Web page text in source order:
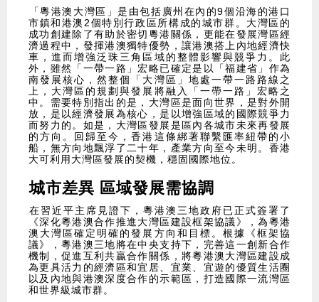
​「粵港澳大灣區」是由包括廣州在內的9個沿海的港口
市鎮和港澳2個特別行政區所構成的城市群。大灣區的
成功創建除了有助於密切粵港關係，更能在發展灣區經
濟過程中，發揮港澳獨特優勢，讓港澳搭上內地經濟快
車，進而增強泛珠三角區域的整體影響與競爭力。此
外，雖然「一帶一路」宏略已確定是以「福建省」作為
南發展核心，然整個「大灣區」地處一帶一路路線之
上，大灣區的規劃與發展將融入「一帶一路」宏略之
中。需要特別指出的是，大灣區是面向世界，是對外開
放，是以經濟發展為核心，是以增強區域的國際競爭力
而努力的。如是，大灣區發展是區內各城市未來再發展
的方向。回歸至今，香港這條綁著聯繫匯率紐帶的小
船，無方向地飄浮了二十年，產業方向至今未明。香港
大可利用大灣區發展的契機，穩固國際地位。
城市差異 區域發展需協調
​在習近平主席見證下，粵港澳三地政府已正式簽署了
《深化粵港澳合作推進大灣區建設框架協議》，為粵港
澳大灣區確定明確的發展方向和目標。根據《框架協
議》，粵港澳三地將在中央支持下，完善這一創新合作
機制，促進互利共贏合作關係，將粵港澳大灣區建設成
為更具活力的經濟區和宜居、宜業、宜遊的優質生活圈
以及內地與港澳深度合作的示範區，打造國際一流灣區
和世界級城市群。